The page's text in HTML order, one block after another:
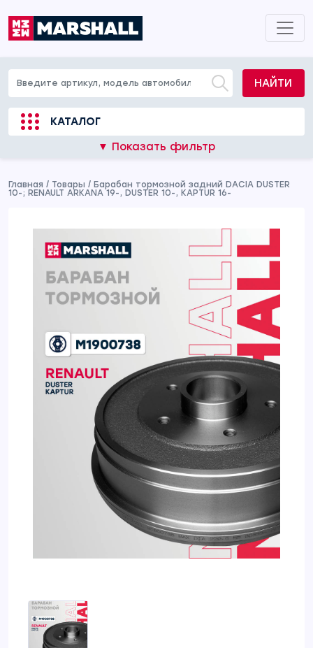
НАЙТИ
КАТАЛОГ
▼ Показать фильтр
Главная / Товары / Барабан тормозной задний DACIA DUSTER
10-; RENAULT ARKANA 19-, DUSTER 10-, KAPTUR 16-